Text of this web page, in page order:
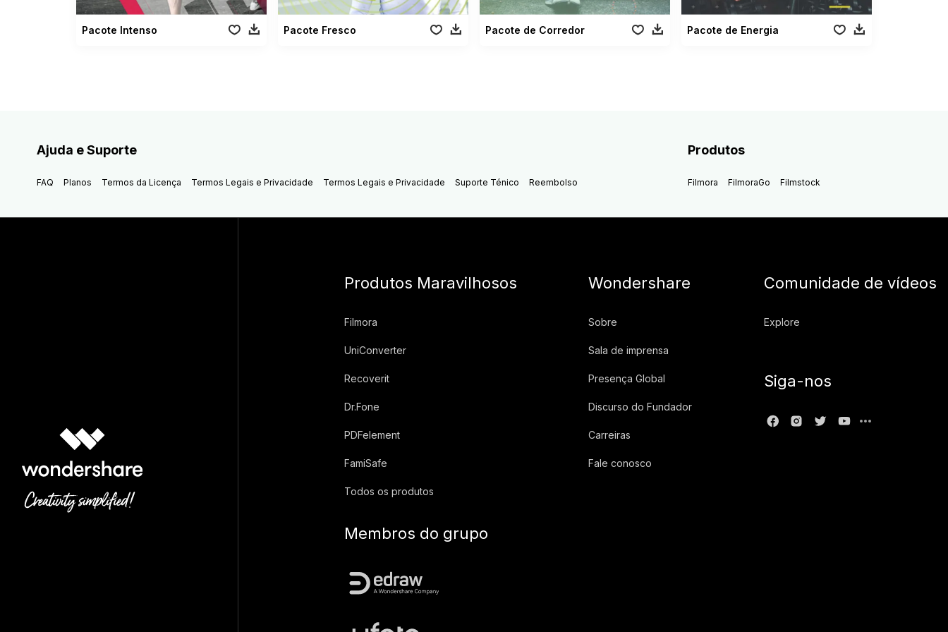
Pacote Intenso Pacote Fresco Pacote de Corredor Pacote de Energia
Ajuda e Suporte
FAQ Planos Termos da Licença Termos Legais e Privacidade Termos Legais e Privacidade Suporte Ténico Reembolso
Produtos
Filmora FilmoraGo Filmstock
Produtos Maravilhosos
Filmora
UniConverter
Recoverit
Dr.Fone
PDFelement
FamiSafe
Todos os produtos
Wondershare
Sobre
Sala de imprensa
Presença Global
Discurso do Fundador
Carreiras
Fale conosco
Comunidade de vídeos
Explore
Siga-nos
Membros do grupo